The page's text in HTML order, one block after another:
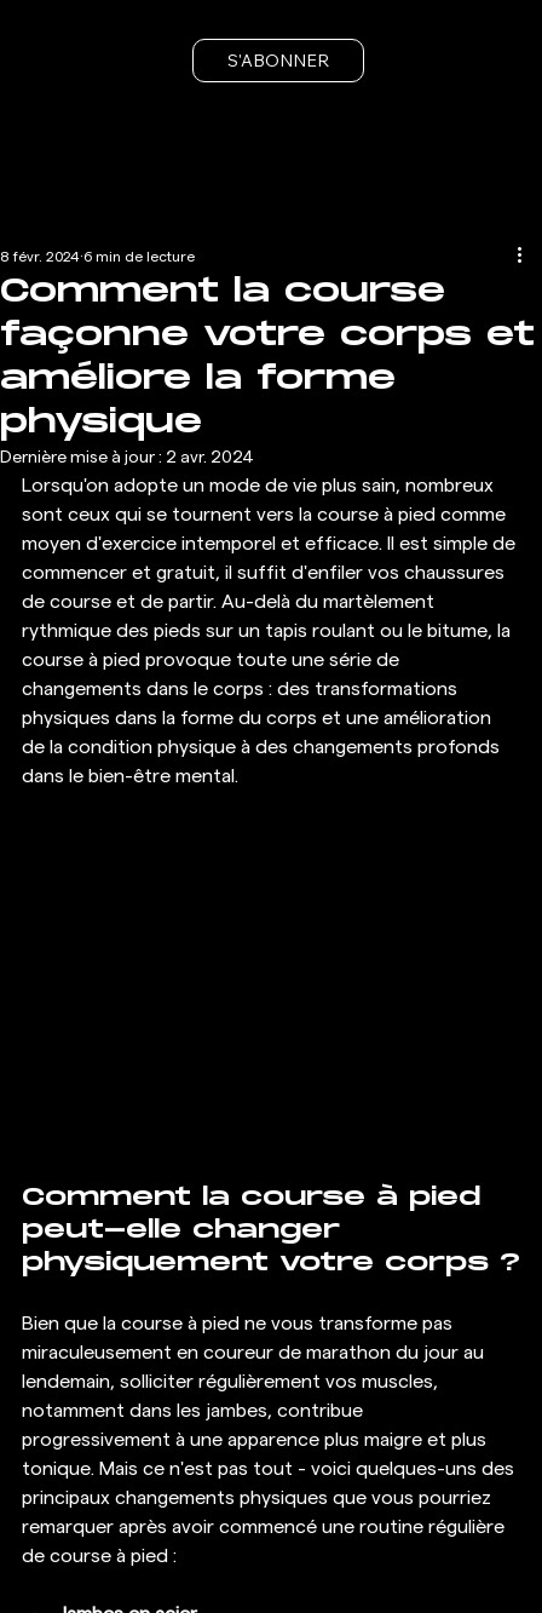
S'ABONNER
Comment la course
façonne votre corps et
améliore la forme
physique
8 févr. 2024 6 min de lecture
Dernière mise à jour : 2 avr. 2024
Lorsqu'on adopte un mode de vie plus sain, nombreux
sont ceux qui se tournent vers la course à pied comme
moyen d'exercice intemporel et efficace. Il est simple de
commencer et gratuit, il suffit d'enfiler vos chaussures
de course et de partir. Au-delà du martèlement
rythmique des pieds sur un tapis roulant ou le bitume, la
course à pied provoque toute une série de
changements dans le corps : des transformations
physiques dans la forme du corps et une amélioration
de la condition physique à des changements profonds
dans le bien-être mental.
Comment la course à pied
peut-elle changer
physiquement votre corps ?
Bien que la course à pied ne vous transforme pas
miraculeusement en coureur de marathon du jour au
lendemain, solliciter régulièrement vos muscles,
notamment dans les jambes, contribue
progressivement à une apparence plus maigre et plus
tonique. Mais ce n'est pas tout - voici quelques-uns des
principaux changements physiques que vous pourriez
remarquer après avoir commencé une routine régulière
de course à pied :